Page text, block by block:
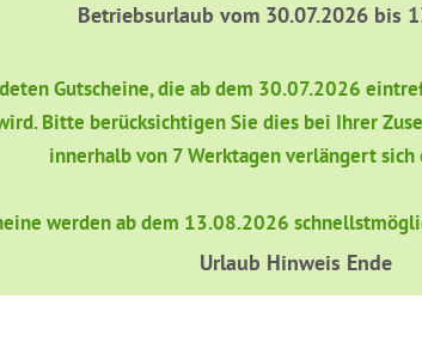
Betriebsurlaub vom 30.07.2026 bis
Gutscheine, die ab dem 30.07.2026
Bitte berücksichtigen Sie dies bei Ihrer
innerhalb von 7 Werktagen verlängert sich
werden ab dem 13.08.2026
Urlaub Hinweis Ende